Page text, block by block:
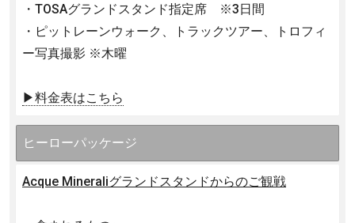
・TOSAグランドスタンド指定席 ※3日間
・ピットレーンウォーク、トラックツアー、トロフィ
ー写真撮影 ※木曜
▶料金表はこちら
ヒーローパッケージ
Acque Mineraliグランドスタンドからのご観戦